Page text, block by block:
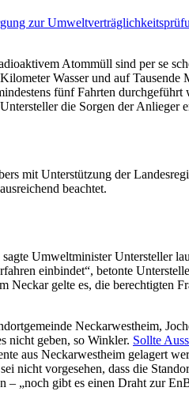
zur
Atommüll sind per se
Wasser und auf Tausende
fünf Fahrten
die Sorgen der Anlieger
mit Unterstützung der
beachtet.
Umweltminister Untersteller
einbindet“, betonte
gelte es, die berechtigten
Neckarwestheim,
nicht geben, so Winkler. Sollte
aus Neckarwestheim gelagert
nicht vorgesehen, dass die
„noch gibt es einen Draht zur